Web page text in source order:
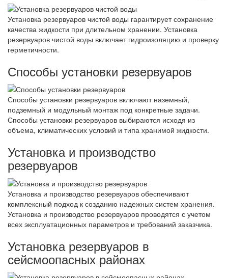
Установка резервуаров чистой воды гарантирует сохранение
качества жидкости при длительном хранении. Установка
резервуаров чистой воды включает гидроизоляцию и проверку
герметичности.
Способы установки резервуаров
Способы установки резервуаров включают наземный,
подземный и модульный монтаж под конкретные задачи.
Способы установки резервуаров выбираются исходя из
объема, климатических условий и типа хранимой жидкости.
Установка и производство
резервуаров
Установка и производство резервуаров обеспечивают
комплексный подход к созданию надежных систем хранения.
Установка и производство резервуаров проводятся с учетом
всех эксплуатационных параметров и требований заказчика.
Установка резервуаров в
сейсмоопасных районах